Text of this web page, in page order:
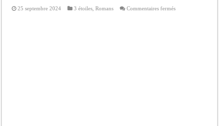
25 septembre 2024 3 étoiles ,Romans Commentaires ferméssur